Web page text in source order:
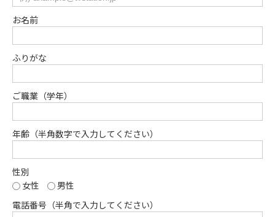
お名前
ふりがな
ご職業（学年）
年齢（半角数字で入力してください）
性別
女性
男性
電話番号（半角で入力してください）